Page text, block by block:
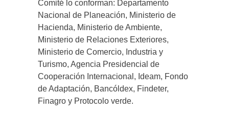
Comité lo conforman: Departamento
Nacional de Planeación, Ministerio de
Hacienda, Ministerio de Ambiente,
Ministerio de Relaciones Exteriores,
Ministerio de Comercio, Industria y
Turismo, Agencia Presidencial de
Cooperación Internacional, Ideam, Fondo
de Adaptación, Bancóldex, Findeter,
Finagro y Protocolo verde.